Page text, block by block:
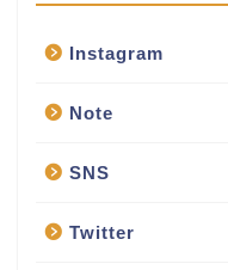
Instagram
Note
SNS
Twitter